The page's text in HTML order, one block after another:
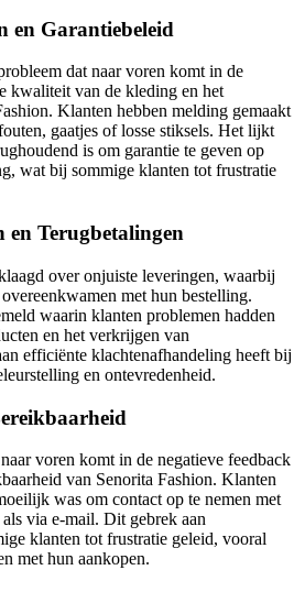
en Garantiebeleid
dat naar voren komt in de
kwaliteit van de kleding en het
Klanten hebben melding gemaakt
gaatjes of losse stiksels. Het lijkt
is om garantie te geven op
wat bij sommige klanten tot frustratie
en Terugbetalingen
over onjuiste leveringen, waarbij
met hun bestelling.
waarin klanten problemen hadden
en het verkrijgen van
efficiënte klachtenafhandeling heeft bij
en ontevredenheid.
voren komt in de negatieve feedback
van Senorita Fashion. Klanten
was om contact op te nemen met
via e-mail. Dit gebrek aan
klanten tot frustratie geleid, vooral
met hun aankopen.